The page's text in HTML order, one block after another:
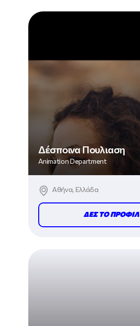
Δέσποινα Πουλιαση
Animation Department
Αθήνα, Ελλάδα
ΔΕΣ ΤΟ ΠΡΟΦΙΛ